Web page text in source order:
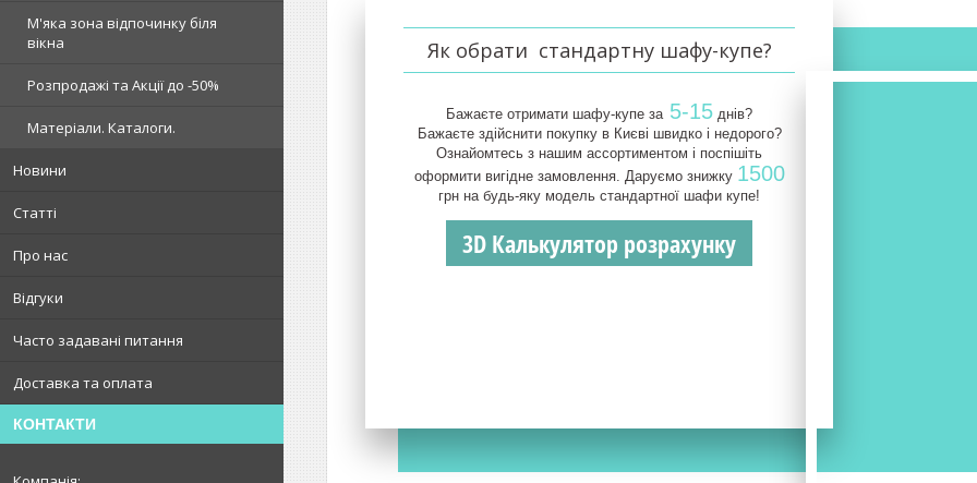
М'яка зона відпочинку біля
вікна
Розпродажі та Акції до -50%
Матеріали. Каталоги.
Новини
Статті
Про нас
Відгуки
Часто задавані питання
Доставка та оплата
КОНТАКТИ
Як обрати стандартну шафу-купе?
Бажаєте отримати шафу-купе за 5-15 днів?
Бажаєте здійснити покупку в Києві швидко і недорого?
Ознайомтесь з нашим ассортиментом і поспішіть
оформити вигідне замовлення. Даруємо знижку 1500
грн на будь-яку модель стандартної шафи купе!
3D Калькулятор розрахунку